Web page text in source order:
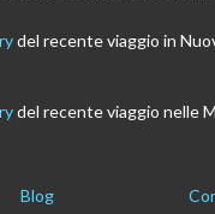
del recente viaggio in
del recente viaggio nelle
Blog